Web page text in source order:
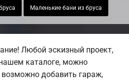
Маленькие бани из бруса
Любой эскизный проект,
каталоге, можно
добавить гараж,